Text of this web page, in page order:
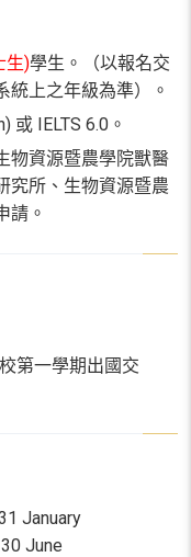
生)學生。（以報名交
統上之年級為準）。
或 IELTS 6.0。
物資源暨農學院獸醫
究所、生物資源暨農
請。
第一學期出國交
January
June